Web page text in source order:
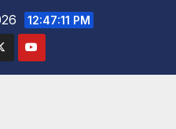
12:47:12 PM